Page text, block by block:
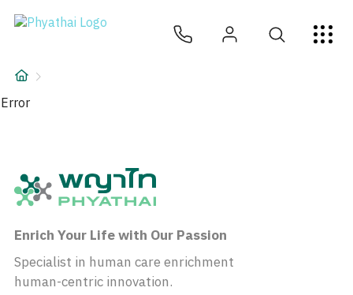
JA ไทย English
Hospital Locations
Error
Enrich Your Life with Our Passion
Specialist in human care enrichment
human-centric innovation.